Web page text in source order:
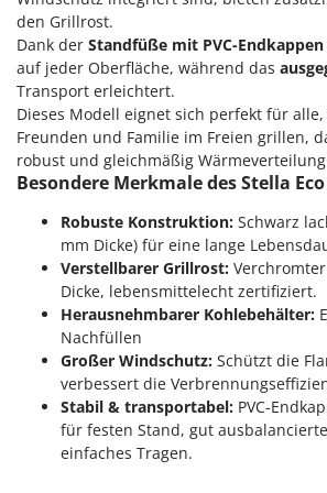
Mähroboter
Maisentkörnungsmaschinen
Manuelle Heckenscheren
Mehrzweck-Sauggeräte
Minibacköfen
Motorhacken - Gartenfräsen
Mulcher für Traktor
Notstromaggregat
Nudelmaschinen
Obstmühlen Obsthäcksler
Obstpressen
Olivenernter und Schüttler
Famag
Famur
FARMER
FBC
Ferrari Group
Ferroni
Ferrua
FIAC
FIEM
Fimar
FINI
Fiorentini
Fiskars
Flymo
den Grillrost.
Dank der Standfüße mit PVC-Endkappen
auf jeder Oberfläche, während das
Transport erleichtert.
Dieses Modell eignet sich perfekt für
Freunden und Familie im Freien grillen,
robust und gleichmäßig
Besondere Merkmale des Stella
Robuste Konstruktion: Schwarz
mm Dicke) für eine lange
Verstellbarer Grillrost:
Dicke, lebensmittelecht zertifiziert.
Herausnehmbarer Kohlebehälter:
Nachfüllen
Großer Windschutz: Schützt die
verbessert die
Stabil & transportabel: PVC-
für festen Stand, gut
einfaches Tragen.